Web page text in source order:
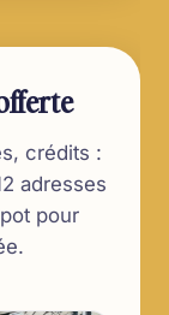
crédits :
adresses
pour